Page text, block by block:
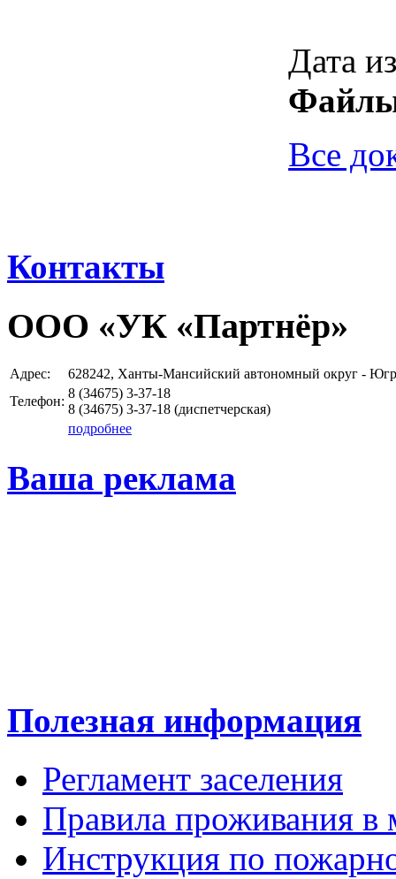
Дата
Файлы
Все
Контакты
ООО «УК «Партнёр»
Адрес:
628242, Ханты-Мансийский автономный округ -
Телефон:
8 (34675) 3-37-18
8 (34675) 3-37-18 (диспетчерская)
подробнее
Ваша реклама
Полезная информация
Регламент заселения
Правила проживания в
Инструкция по